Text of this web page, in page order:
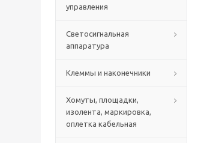
управления
Светосигнальная
аппаратура
Клеммы и наконечники
Хомуты, площадки,
изолента, маркировка,
оплетка кабельная